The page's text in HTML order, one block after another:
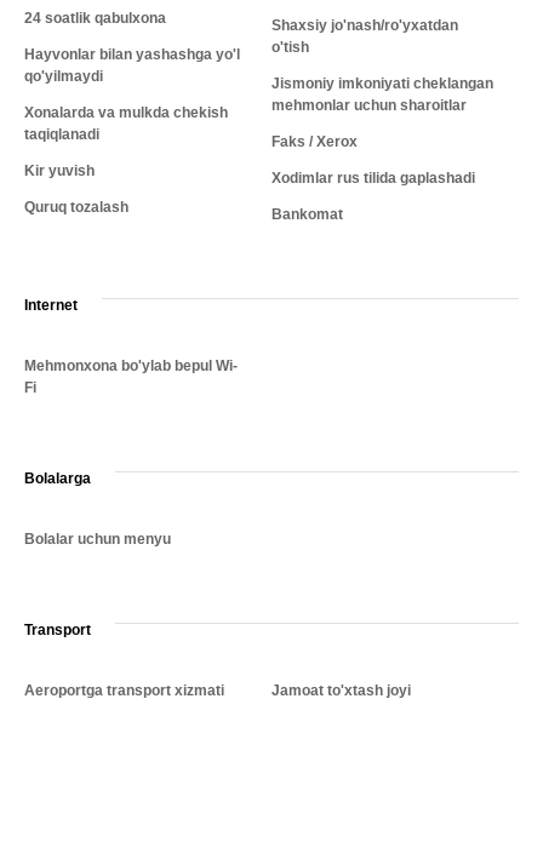
24 soatlik qabulxona
Hayvonlar bilan yashashga yo'l
qo'yilmaydi
Xonalarda va mulkda chekish
taqiqlanadi
Kir yuvish
Quruq tozalash
Shaxsiy jo'nash/ro'yxatdan
o'tish
Jismoniy imkoniyati cheklangan
mehmonlar uchun sharoitlar
Faks / Xerox
Xodimlar rus tilida gaplashadi
Bankomat
Internet
Mehmonxona bo'ylab bepul Wi-
Fi
Bolalarga
Bolalar uchun menyu
Transport
Aeroportga transport xizmati Jamoat to'xtash joyi